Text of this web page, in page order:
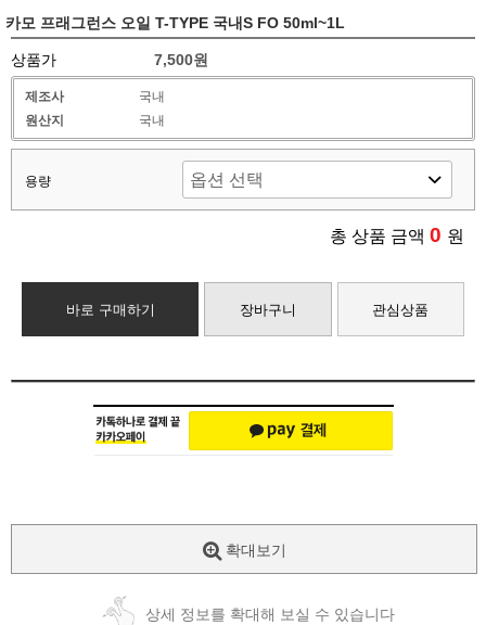
카모 프래그런스 오일 T-TYPE 국내S FO 50ml~1L
상품가 7,500원
제조사
국내
원산지
국내
용량
총 상품 금액 0 원
바로 구매하기 장바구니 관심상품
확대보기
상세 정보를 확대해 보실 수 있습니다